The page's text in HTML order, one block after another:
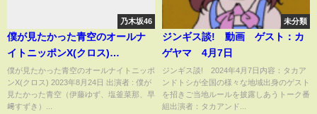
乃木坂46
僕が見たかった青空のオールナ
イトニッポンX(クロス)
2023.08.24
僕が見たかった青空のオールナイトニッポ
ンX(クロス) 2023年8月24日 出演者 : 僕が
見たかった青空（伊藤ゆず、塩釜菜那、早
﨑すずき）...
未分類
ジンギス談! 動画 ゲスト：カ
ゲヤマ 4月7日
ジンギス談! 2024年4月7日内容：タカア
ンドトシが全国の様々な地域出身のゲスト
を招きご当地ルールを披露しあうトーク番
組出演者：タカアンド...